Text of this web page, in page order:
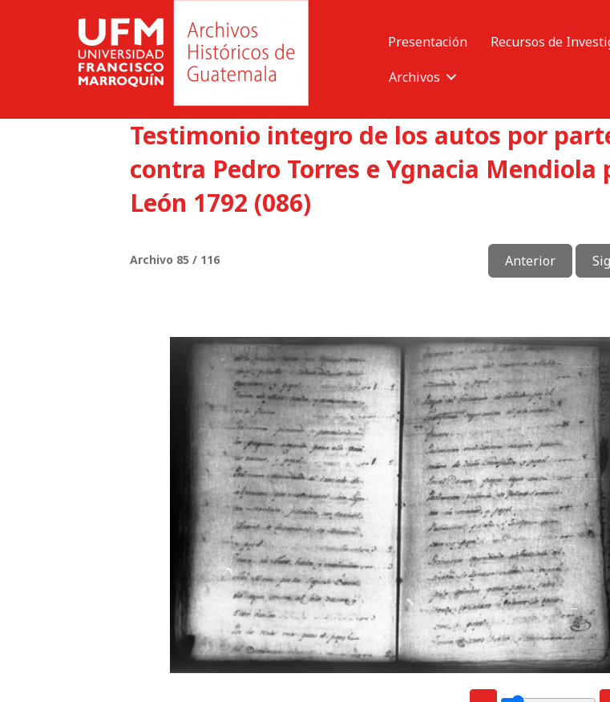
Presentación Recursos de
Archivos
Testimonio integro de los autos por
contra Pedro Torres e Ygnacia Mendiola
León 1792 (086)
Archivo 85 / 116 Anterior